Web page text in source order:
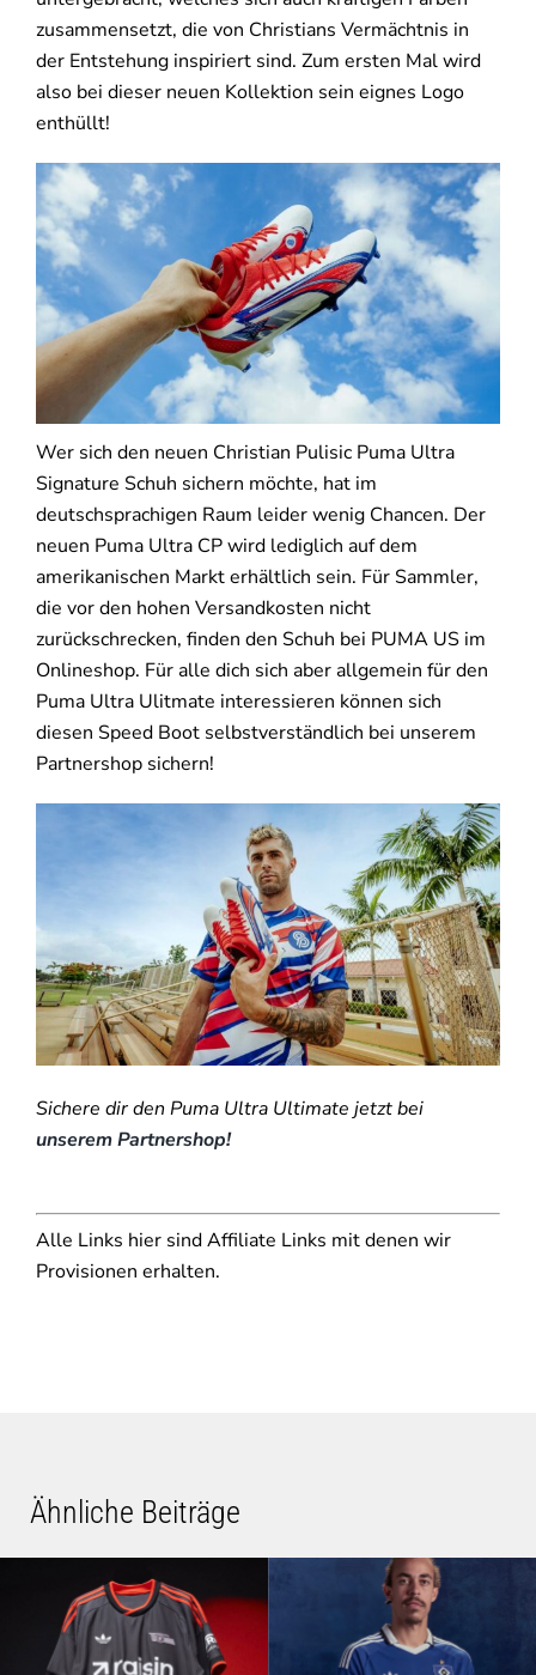
zusammensetzt, die von Christians Vermächtnis in
der Entstehung inspiriert sind. Zum ersten Mal wird
also bei dieser neuen Kollektion sein eignes Logo
enthüllt!
Wer sich den neuen Christian Pulisic Puma Ultra
Signature Schuh sichern möchte, hat im
deutschsprachigen Raum leider wenig Chancen. Der
neuen Puma Ultra CP wird lediglich auf dem
amerikanischen Markt erhältlich sein. Für Sammler,
die vor den hohen Versandkosten nicht
zurückschrecken, finden den Schuh bei PUMA US im
Onlineshop. Für alle dich sich aber allgemein für den
Puma Ultra Ulitmate interessieren können sich
diesen Speed Boot selbstverständlich bei unserem
Partnershop sichern!
Sichere dir den Puma Ultra Ultimate jetzt bei
unserem Partnershop!
Alle Links hier sind Affiliate Links mit denen wir
Provisionen erhalten.
Ähnliche Beiträge